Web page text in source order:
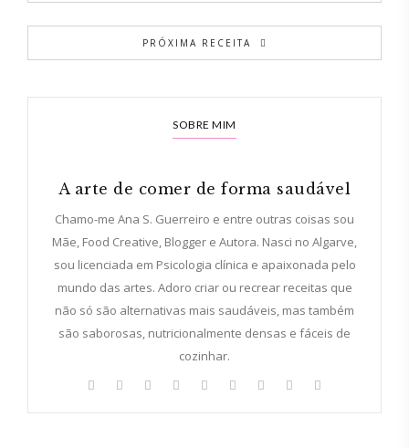
PRÓXIMA RECEITA
SOBRE MIM
A arte de comer de forma saudável
Chamo-me Ana S. Guerreiro e entre outras coisas sou
Mãe, Food Creative, Blogger e Autora. Nasci no Algarve,
sou licenciada em Psicologia clínica e apaixonada pelo
mundo das artes. Adoro criar ou recrear receitas que
não só são alternativas mais saudáveis, mas também
são saborosas, nutricionalmente densas e fáceis de
cozinhar.